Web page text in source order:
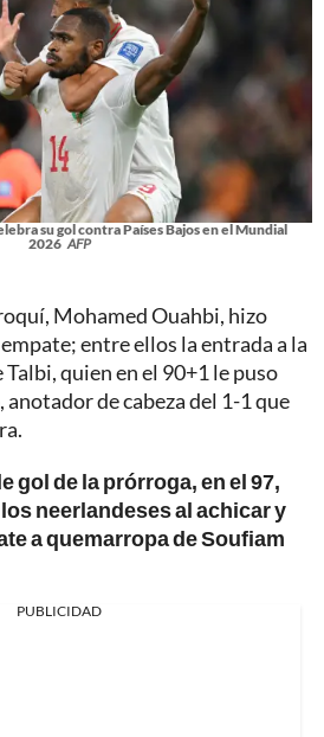
su gol contra Países Bajos en el Mundial
2026 AFP
Mohamed Ouahbi, hizo
entre ellos la entrada a la
quien en el 90+1 le puso
de cabeza del 1-1 que
gol de la prórroga, en el 97,
neerlandeses al achicar y
a quemarropa de Soufiam
PUBLICIDAD